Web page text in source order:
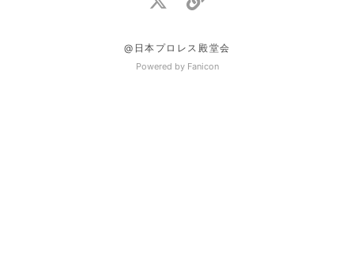
@日本プロレス殿堂会
Powered by Fanicon